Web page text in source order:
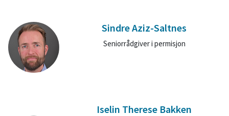
Sindre Aziz-Saltnes
Seniorrådgiver i permisjon
Iselin Therese Bakken